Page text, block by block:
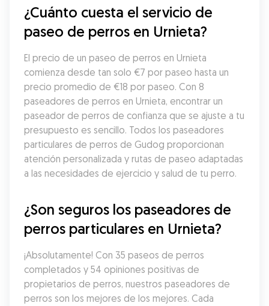
¿Cuánto cuesta el servicio de
paseo de perros en Urnieta?
El precio de un paseo de perros en Urnieta
comienza desde tan solo €7 por paseo hasta un
precio promedio de €18 por paseo. Con 8
paseadores de perros en Urnieta, encontrar un
paseador de perros de confianza que se ajuste a tu
presupuesto es sencillo. Todos los paseadores
particulares de perros de Gudog proporcionan
atención personalizada y rutas de paseo adaptadas
a las necesidades de ejercicio y salud de tu perro.
¿Son seguros los paseadores de
perros particulares en Urnieta?
¡Absolutamente! Con 35 paseos de perros
completados y 54 opiniones positivas de
propietarios de perros, nuestros paseadores de
perros son los mejores de los mejores. Cada